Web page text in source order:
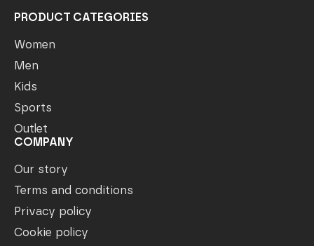
PRODUCT CATEGORIES
Women
Men
Kids
Sports
Outlet
COMPANY
Our story
Terms and conditions
Privacy policy
Cookie policy